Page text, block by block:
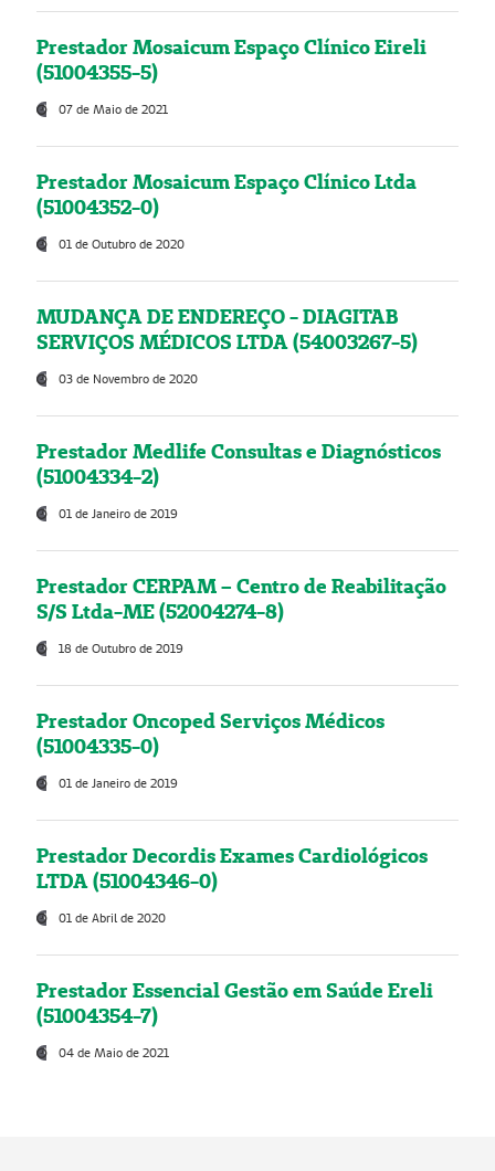
Prestador Mosaicum Espaço Clínico Eireli
(51004355-5)
07 de Maio de 2021
Prestador Mosaicum Espaço Clínico Ltda
(51004352-0)
01 de Outubro de 2020
MUDANÇA DE ENDEREÇO - DIAGITAB
SERVIÇOS MÉDICOS LTDA (54003267-5)
03 de Novembro de 2020
Prestador Medlife Consultas e Diagnósticos
(51004334-2)
01 de Janeiro de 2019
Prestador CERPAM – Centro de Reabilitação
S/S Ltda-ME (52004274-8)
18 de Outubro de 2019
Prestador Oncoped Serviços Médicos
(51004335-0)
01 de Janeiro de 2019
Prestador Decordis Exames Cardiológicos
LTDA (51004346-0)
01 de Abril de 2020
Prestador Essencial Gestão em Saúde Ereli
(51004354-7)
04 de Maio de 2021